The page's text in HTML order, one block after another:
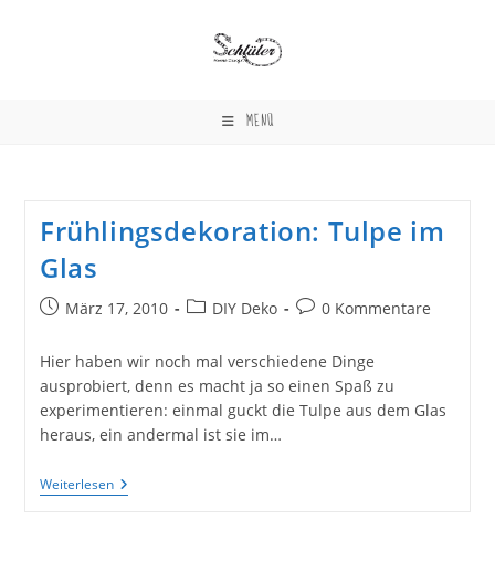
MENÜ
Frühlingsdekoration: Tulpe im
Glas
BeitragMärz 17, 2010
Beitrags-
DIY Deko
Beitrags-
0 Kommentare
Hier haben wir noch mal verschiedene Dinge
ausprobiert, denn es macht ja so einen Spaß zu
experimentieren: einmal guckt die Tulpe aus dem Glas
heraus, ein andermal ist sie im…
WeiterlesenFrühlingsdekoration:
Tulpe